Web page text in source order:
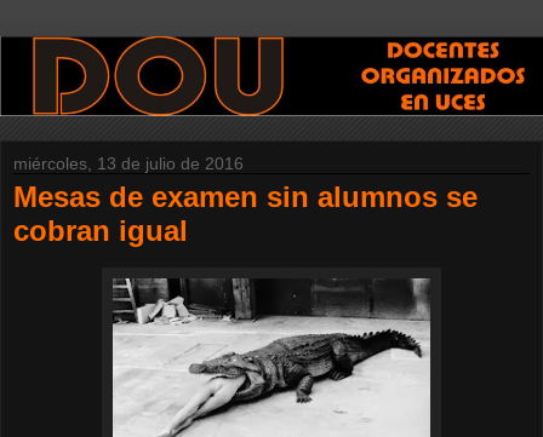
miércoles, 13 de julio de 2016
Mesas de examen sin alumnos se
cobran igual